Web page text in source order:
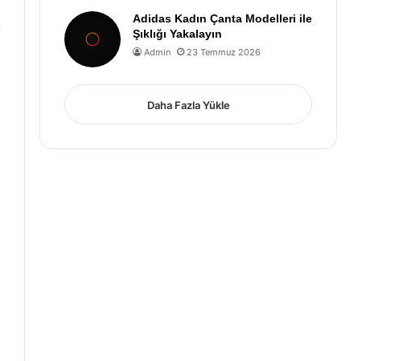
Adidas Kadın Çanta Modelleri ile
Şıklığı Yakalayın
Admin 23 Temmuz 2026
Daha Fazla Yükle